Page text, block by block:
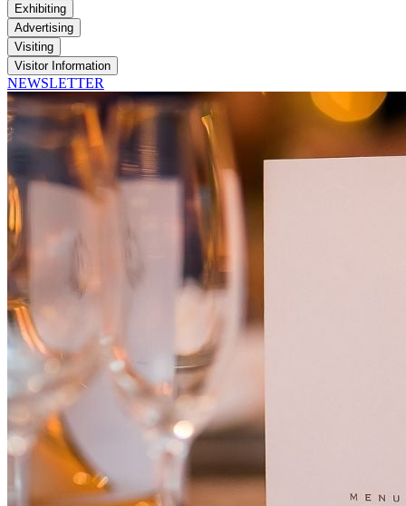
Exhibiting
Advertising
Visiting
Visitor Information
NEWSLETTER